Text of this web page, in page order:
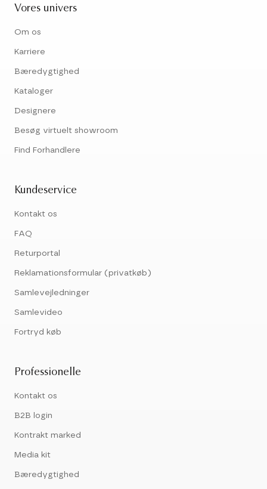
Vores univers
Om os
Karriere
Bæredygtighed
Kataloger
Designere
Besøg virtuelt showroom
Find Forhandlere
Kundeservice
Kontakt os
FAQ
Returportal
Reklamationsformular (privatkøb)
Samlevejledninger
Samlevideo
Fortryd køb
Professionelle
Kontakt os
B2B login
Kontrakt marked
Media kit
Bæredygtighed